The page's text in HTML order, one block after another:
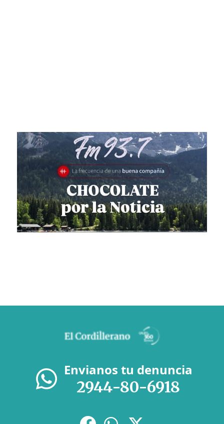
Envianos tu denuncia
2944-80-6918